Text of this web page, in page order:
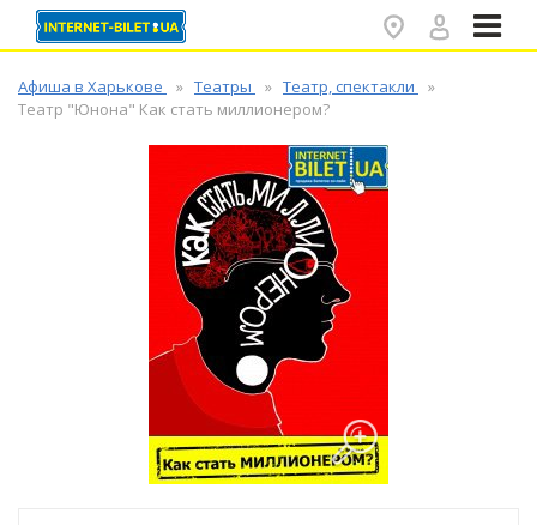
Афиша в Харькове Театры
Театр, спектакли
Театр "Юнона" Как стать миллионером?